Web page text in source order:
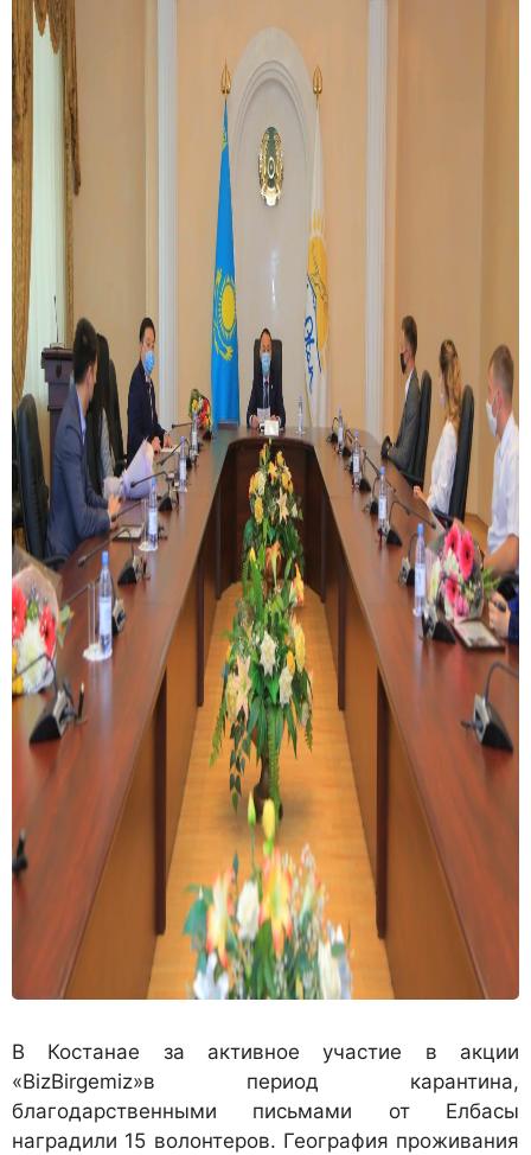
В Костанае за активное участие в акции
«BizBirgemiz»в период карантина,
благодарственными письмами от Елбасы
наградили 15 волонтеров. География проживания